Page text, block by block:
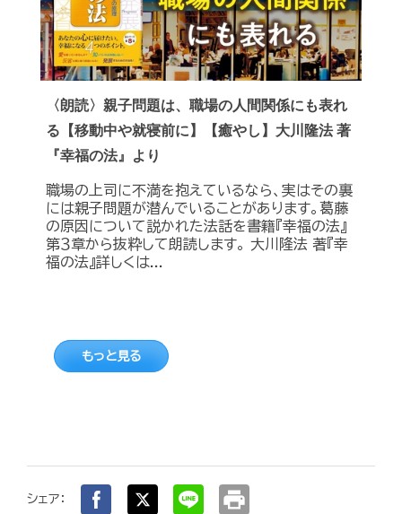
〈朗読〉親子問題は、職場の人間関係にも表れ
る【移動中や就寝前に】【癒やし】大川隆法 著
『幸福の法』より
職場の上司に不満を抱えているなら、実はその裏
には親子問題が潜んでいることがあります。葛藤
の原因について説かれた法話を書籍『幸福の法』
第３章から抜粋して朗読します。 大川隆法 著『幸
福の法』詳しくは...
もっと見る
シェア： print